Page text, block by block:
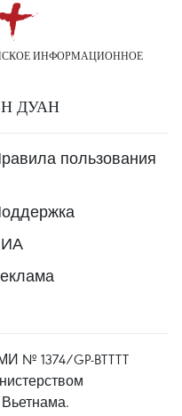
ИНФОРМАЦИОННОЕ
ДУАН
пользования
№ 1374/GP-BTTTT